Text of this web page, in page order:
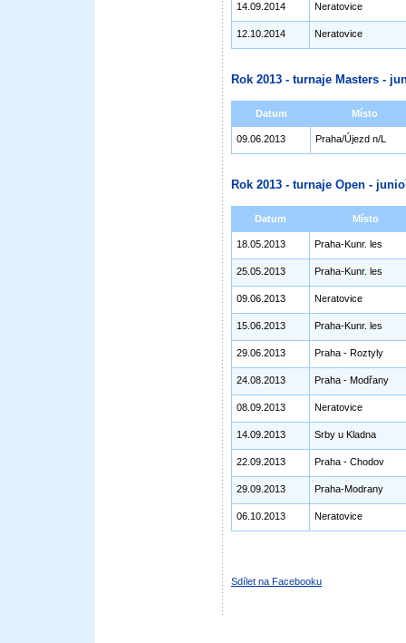
14.09.2014 Neratovice
12.10.2014 Neratovice
Rok 2013 - turnaje Masters -
Datum Místo
09.06.2013 Praha/Újezd n/L
Rok 2013 - turnaje Open -
Datum Místo
18.05.2013 Praha-Kunr. les
25.05.2013 Praha-Kunr. les
09.06.2013 Neratovice
15.06.2013 Praha-Kunr. les
29.06.2013 Praha - Roztyly
24.08.2013 Praha - Modřany
08.09.2013 Neratovice
14.09.2013 Srby u Kladna
22.09.2013 Praha - Chodov
29.09.2013 Praha-Modrany
06.10.2013 Neratovice
Sdílet na Facebooku